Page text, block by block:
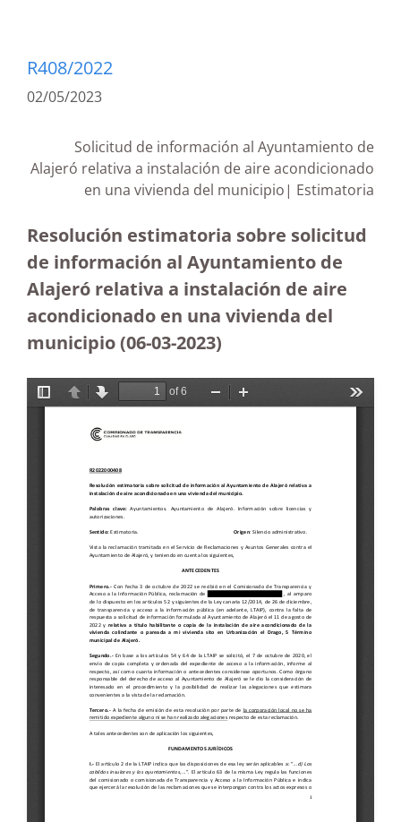
R408/2022
02/05/2023
Solicitud de información al Ayuntamiento de
Alajeró relativa a instalación de aire acondicionado
en una vivienda del municipio| Estimatoria
Resolución estimatoria sobre solicitud
de información al Ayuntamiento de
Alajeró relativa a instalación de aire
acondicionado en una vivienda del
municipio (06-03-2023)